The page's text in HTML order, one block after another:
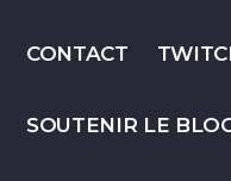
CONTACT
SOUTENIR LE